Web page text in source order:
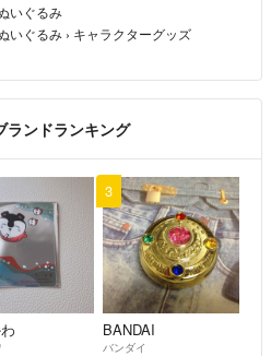
いぐるみ
いぐるみ › キャラクターグッズ
ランドランキング
3
BANDAI
バンダイ